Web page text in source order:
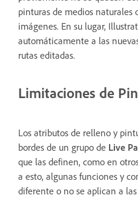
pinturas de medios naturales
imágenes. En su lugar,
automáticamente a las
rutas editadas.
Limitaciones de
Los atributos de relleno y
bordes de un grupo de Live
que las definen, como en
a esto, algunas funciones y
diferente o no se aplican a